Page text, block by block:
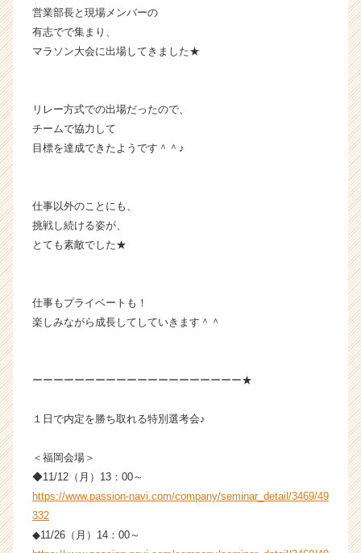
ら
カ
届
就
リ
ア
C
e
r）
営業部長と現場メンバーの
有志でで集まり、
マラソン大会に出場してきました★
リレー方式での出場だったので、
チームで協力して
目標を達成できたようです＾＾♪
仕事以外のことにも、
挑戦し続ける姿が、
とても素敵でした★
仕事もプライベートも！
楽しみながら成長してしていきます＾＾
ーーーーーーーーーーーーーーーーーーーー★
１日で内定を勝ち取れる特別選考会♪
＜福岡会場＞
◆11/12（月）13：00～
https://www.passion-navi.com/company/seminar_detail/3469/49
332
◆11/26（月）14：00～